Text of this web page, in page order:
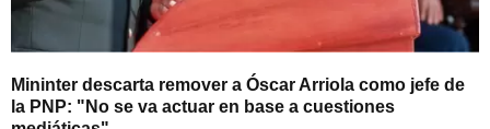
Mininter descarta remover a Óscar Arriola como jefe de
la PNP: "No se va actuar en base a cuestiones